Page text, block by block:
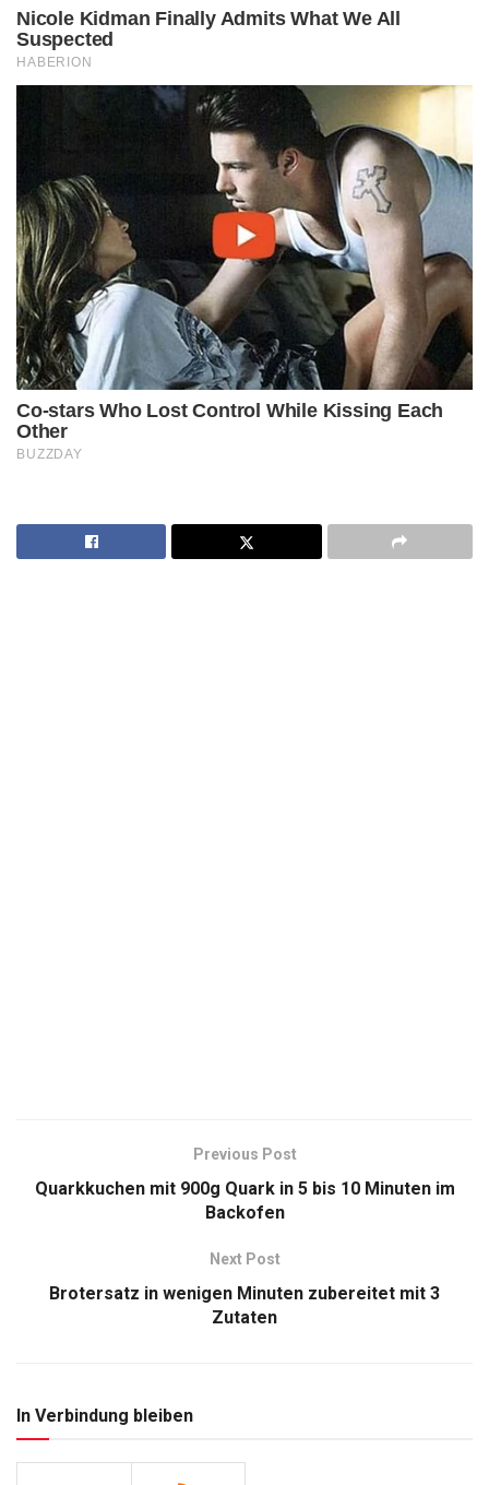
Previous Post
Quarkkuchen mit 900g Quark in 5 bis 10 Minuten im
Backofen
Next Post
Brotersatz in wenigen Minuten zubereitet mit 3
Zutaten
In Verbindung bleiben